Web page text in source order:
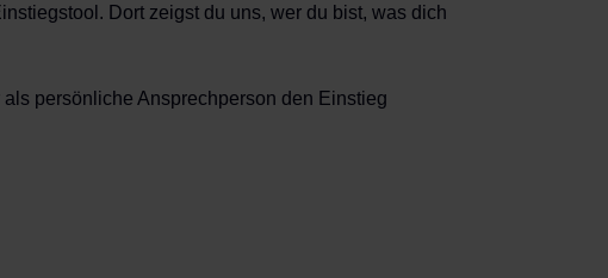
Dort zeigst du uns, wer du bist, was dich
persönliche Ansprechperson den Einstieg